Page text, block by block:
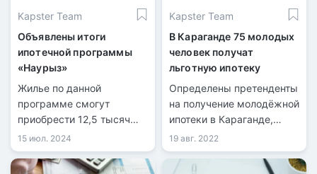
Kapster Team
Объявлены итоги
ипотечной программы
«Наурыз»
Жилье по данной
программе смогут
приобрести 12,5 тысяч
казахстанцев.
15 июл. 2024
Kapster Team
В Караганде 75 молодых
человек получат
льготную ипотеку
Определены претенденты
на получение молодёжной
ипотеки в Караганде,
передает
информационная служба
kn.kz со ссылкой на
19 авг. 2022